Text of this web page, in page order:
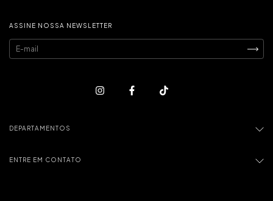
ASSINE NOSSA NEWSLETTER
DEPARTAMENTOS
ENTRE EM CONTATO